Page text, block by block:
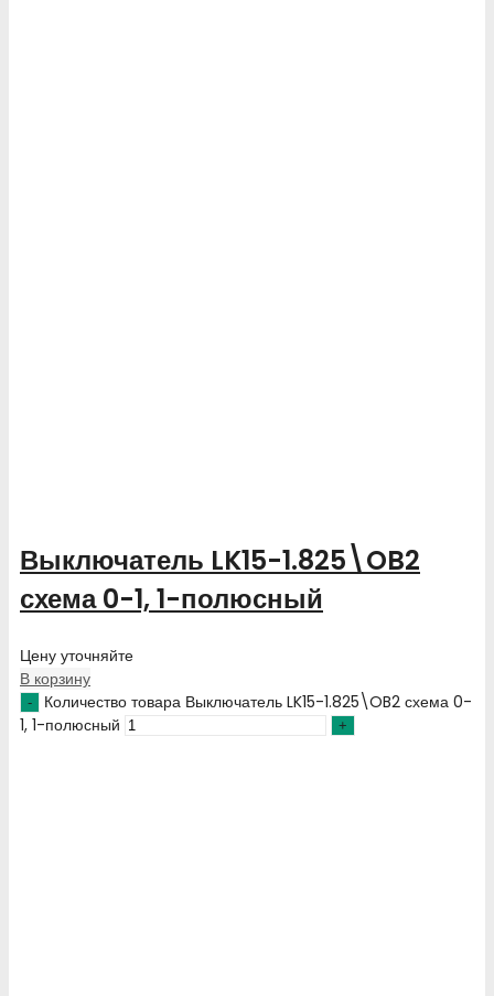
Выключатель LK15-1.825\OB2
схема 0-1, 1-полюсный
Цену уточняйте
В корзину
Количество товара Выключатель LK15-1.825\OB2 схема 0-
1, 1-полюсный